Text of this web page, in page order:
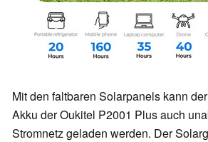
Mit den faltbaren Solarpanels kann
Akku der Oukitel P2001 Plus auch
Stromnetz geladen werden. Der